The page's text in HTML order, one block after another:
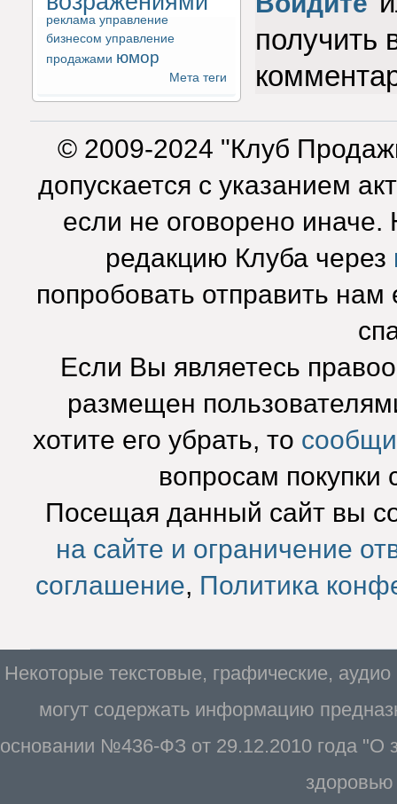
реклама управление
бизнесом управление
продажами юмор
Мета теги
получить
© 2009-2024 "Клуб
допускается с указанием
если не оговорено
редакцию Клуба через
попробовать отправить нам
Если Вы являетесь
размещен
хотите его убрать, то
вопросам покупки
Посещая данный сайт вы
на сайте и ограничение
соглашение, Политика
Некоторые текстовые, графические,
могут содержать информацию
основании №436-ФЗ от 29.12.2010 года "О